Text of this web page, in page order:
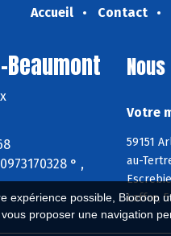
expérience possible, Biocoop
vous proposer une navigation
Accueil Contact
Beaumont
° ,
Votre
59151
au-
Loffre,